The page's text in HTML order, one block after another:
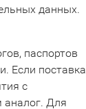
данных.
паспортов
Если поставка
с
аналог. Для